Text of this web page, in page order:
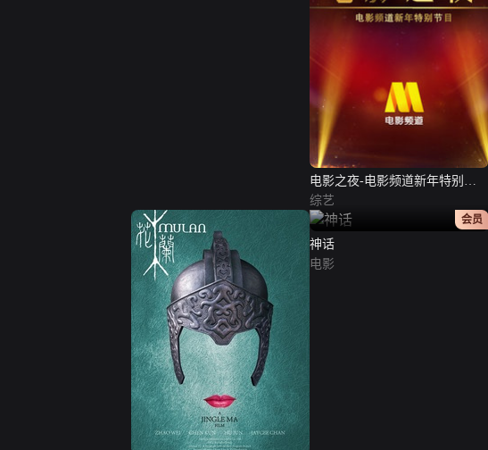
电影之夜-电影频道新年特别节
目
综艺
正片
会员
神话
电影